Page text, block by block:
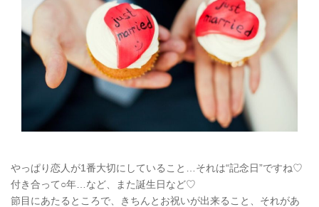
やっぱり恋人が1番大切にしていること…それは“記念日”ですね♡
付き合って○年…など、また誕生日など♡
節目にあたるところで、きちんとお祝いが出来ること、それがあ